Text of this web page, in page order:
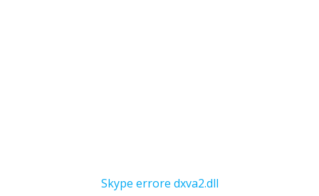
Skype errore dxva2.dll